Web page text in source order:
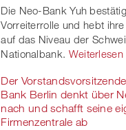
Die Neo-Bank Yuh
Vorreiterrolle und hebt
auf das Niveau der
Nationalbank. Weiterlesen
Der
Bank Berlin denkt über
nach und schafft seine
Firmenzentrale ab